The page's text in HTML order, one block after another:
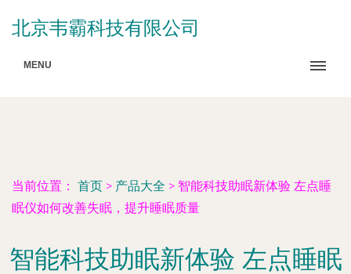
北京韦霸科技有限公司
MENU
当前位置： 首页 > 产品大全 > 智能科技助眠新体验 左点睡
眠仪如何改善失眠，提升睡眠质量
智能科技助眠新体验 左点睡眠